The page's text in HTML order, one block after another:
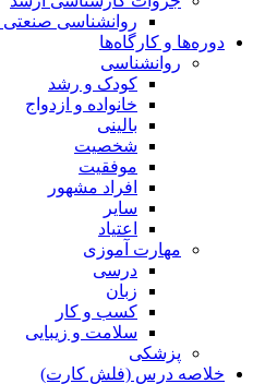
روانشناسی صنعتی
دوره‌ها و کارگاه‌ها
روانشناسی
کودک و رشد
خانواده و ازدواج
بالینی
شخصیت
موفقیت
افراد مشهور
سایر
اعتیاد
مهارت آموزی
درسی
زبان
کسب و کار
سلامت و زیبایی
پزشکی
خلاصه درس (فلش کارت)